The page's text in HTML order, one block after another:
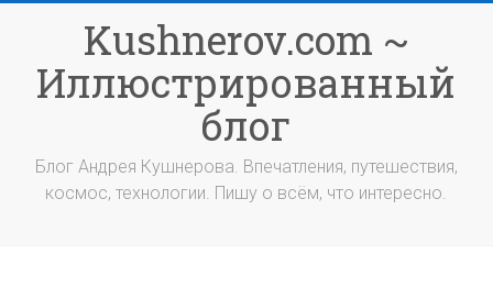
содержимомуKushnerov.com ~
Иллюстрированный
блог
Блог Андрея Кушнерова. Впечатления, путешествия,
космос, технологии. Пишу о всём, что интересно.